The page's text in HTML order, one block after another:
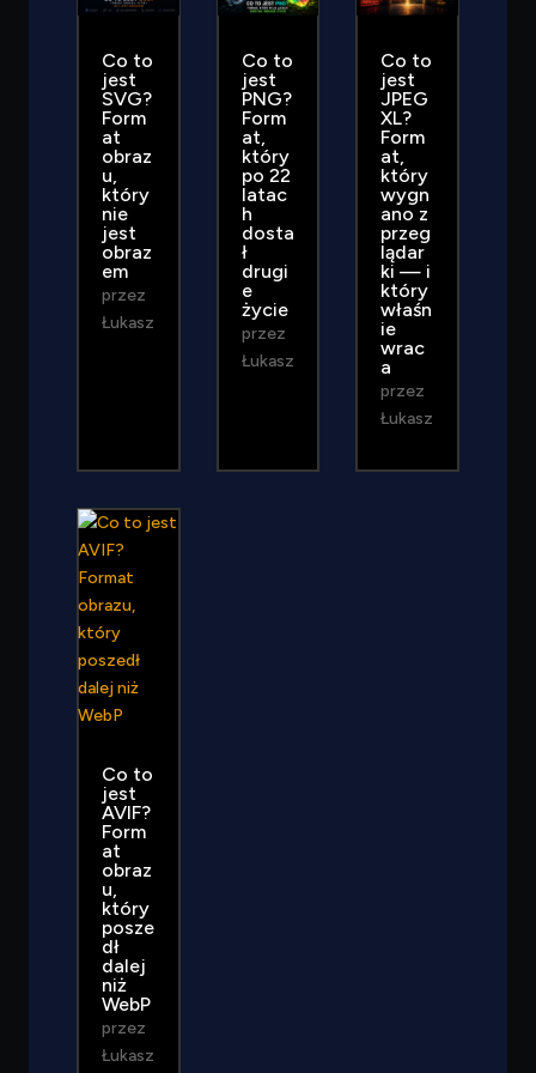
Co to
jest
SVG?
Form
at
obraz
u,
który
nie
jest
obraz
em
przez
Łukasz
Co to
jest
PNG?
Form
at,
który
po 22
latac
h
dosta
ł
drugi
e
życie
przez
Łukasz
Co to
jest
JPEG
XL?
Form
at,
który
wygn
ano z
przeg
lądar
ki — i
który
właśn
ie
wrac
a
przez
Łukasz
Co to
jest
AVIF?
Form
at
obraz
u,
który
posze
dł
dalej
niż
WebP
przez
Łukasz